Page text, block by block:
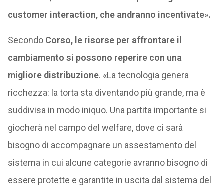
customer interaction, che andranno incentivate».
SecondoCorso, le risorse per affrontare il
cambiamento si possono reperire con una
migliore distribuzione. «La tecnologia genera
ricchezza: la torta sta diventando più grande, ma è
suddivisa in modo iniquo. Una partita importante si
giocherà nel campo del welfare, dove ci sarà
bisogno di accompagnare un assestamento del
sistema in cui alcune categorie avranno bisogno di
essere protette e garantite in uscita dal sistema del